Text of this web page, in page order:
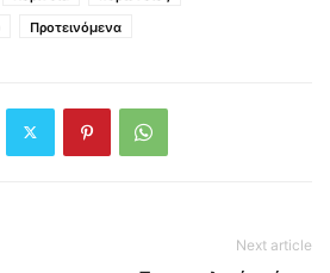
Προτεινόμενα
Next article